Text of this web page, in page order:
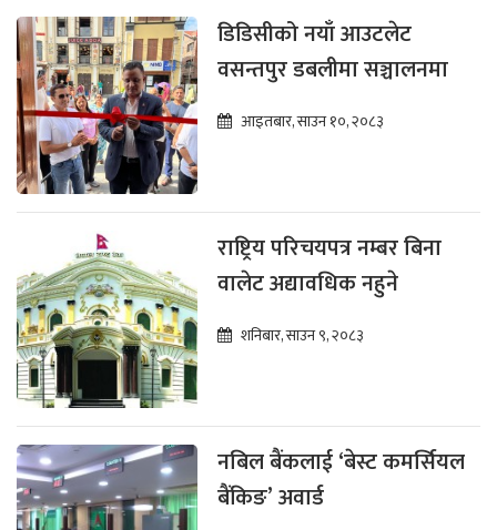
डिडिसीको नयाँ आउटलेट
वसन्तपुर डबलीमा सञ्चालनमा
आइतबार, साउन १०, २०८३
राष्ट्रिय परिचयपत्र नम्बर बिना
वालेट अद्यावधिक नहुने
शनिबार, साउन ९, २०८३
नबिल बैंकलाई ‘बेस्ट कमर्सियल
बैंकिङ’ अवार्ड